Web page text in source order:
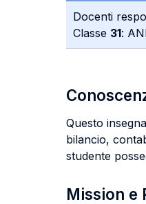
Docenti
Classe 31:
Questo
bilancio,
studente
Mission e